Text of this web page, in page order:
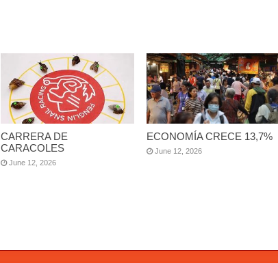
CARRERA DE
CARACOLES
June 12, 2026
ECONOMÍA CRECE 13,7%
June 12, 2026